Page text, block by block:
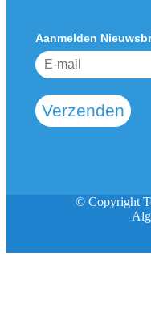
Aanmelden
Verzenden
© Copyright